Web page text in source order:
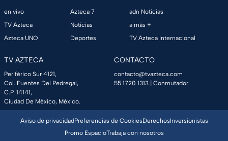
en vivo
TV Azteca
Azteca UNO
Azteca 7
Noticias
Deportes
adn Noticias
a más +
TV Azteca Internacional
TV AZTECA
Periférico Sur 4121,
Col. Fuentes Del Pedregal,
C.P. 14141,
Ciudad De México, México.
CONTACTO
contacto@tvazteca.com
55 1720 1313 | Conmutador
Aviso de privacidadPreferencias de CookiesDerechosInversionistas
Promo EspacioTrabaja con nosotros